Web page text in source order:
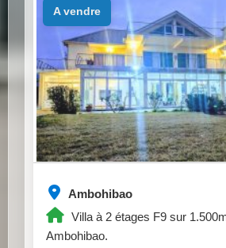
Ambohibao
Villa à 2 étages F9 sur
Ambohibao.
a vendre